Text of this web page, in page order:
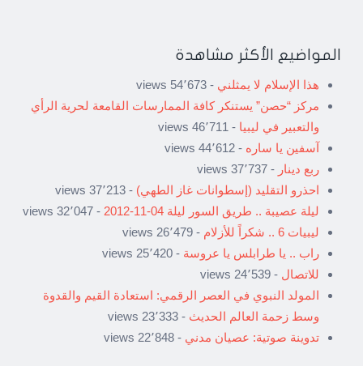
المواضيع الأكثر مشاهدة
هذا الإسلام لا يمثلني - 54٬673 views
مركز “حصن” يستنكر كافة الممارسات القامعة لحرية الرأي
والتعبير في ليبيا - 46٬711 views
آسفين يا ساره - 44٬612 views
ربع دينار - 37٬737 views
احذرو التقليد (إسطوانات غاز الطهي) - 37٬213 views
ليلة عصيبة .. طريق السور ليلة 04-11-2012
- 32٬047 views
ليبيات 6 .. شكراً للأزلام
- 26٬479 views
راب .. يا طرابلس يا عروسة - 25٬420 views
للاتصال - 24٬539 views
المولد النبوي في العصر الرقمي: استعادة القيم والقدوة
وسط زحمة العالم الحديث - 23٬333 views
تدوينة صوتية: عصيان مدني - 22٬848 views